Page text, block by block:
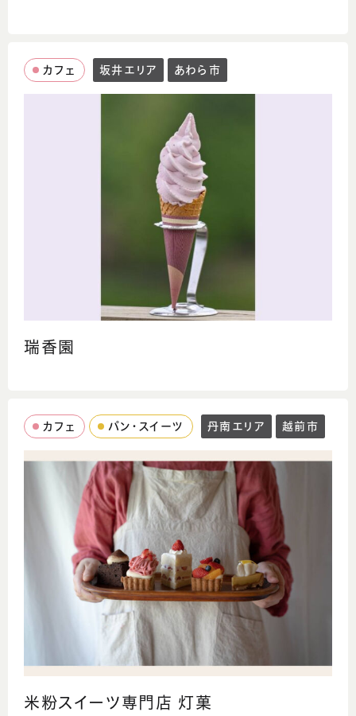
カフェ 坂井エリア あわら市
瑞香園
カフェ パン・スイーツ 丹南エリア 越前市
米粉スイーツ専門店 灯菓